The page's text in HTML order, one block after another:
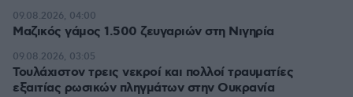
Μαζικός γάμος 1.500 ζευγαριών στη Νιγηρία
09.08.2026, 04:00
Τουλάχιστον τρεις νεκροί και πολλοί τραυματίες
εξαιτίας ρωσικών πληγμάτων στην Ουκρανία
09.08.2026, 03:05